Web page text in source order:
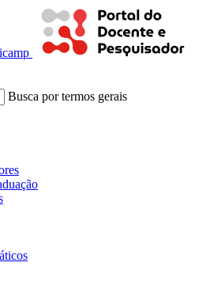
Busca por termos gerais